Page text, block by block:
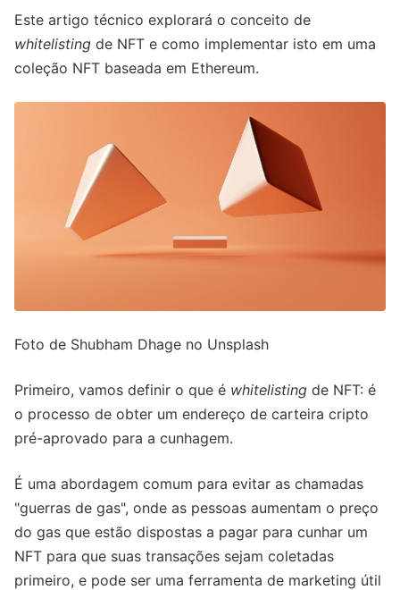
Este artigo técnico explorará o conceito de
whitelisting de NFT e como implementar isto em uma
coleção NFT baseada em Ethereum.
Foto de Shubham Dhage no Unsplash
Primeiro, vamos definir o que é whitelisting de NFT: é
o processo de obter um endereço de carteira cripto
pré-aprovado para a cunhagem.
É uma abordagem comum para evitar as chamadas
"guerras de gas", onde as pessoas aumentam o preço
do gas que estão dispostas a pagar para cunhar um
NFT para que suas transações sejam coletadas
primeiro, e pode ser uma ferramenta de marketing útil